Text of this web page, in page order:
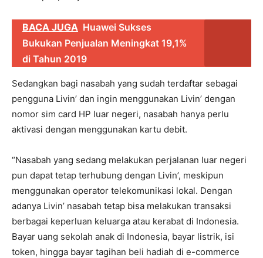
BACA JUGA Huawei Sukses
Bukukan Penjualan Meningkat 19,1%
di Tahun 2019
Sedangkan bagi nasabah yang sudah terdaftar sebagai
pengguna Livin’ dan ingin menggunakan Livin’ dengan
nomor sim card HP luar negeri, nasabah hanya perlu
aktivasi dengan menggunakan kartu debit.
“Nasabah yang sedang melakukan perjalanan luar negeri
pun dapat tetap terhubung dengan Livin’, meskipun
menggunakan operator telekomunikasi lokal. Dengan
adanya Livin’ nasabah tetap bisa melakukan transaksi
berbagai keperluan keluarga atau kerabat di Indonesia.
Bayar uang sekolah anak di Indonesia, bayar listrik, isi
token, hingga bayar tagihan beli hadiah di e-commerce